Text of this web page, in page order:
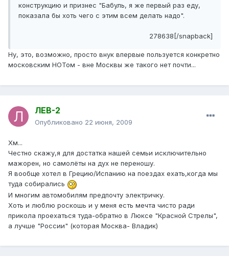
конструкцию и признес "Бабуль, я же первый раз еду,
показала бы хоть чего с этим всем делать надо".
278638[/snapback]
Ну, это, возможно, просто внук впервые пользуется конкретно
московским НОТом - вне Москвы же такого нет почти...
ЛЕВ-2
Опубликовано 22 июня, 2009
Хм...
Честно скажу,я для достатка нашей семьи исключительно
мажорен, но самолёты на дух не переношу.
Я вообще хотел в Грецию/Испанию на поездах ехать,когда мы
туда собирались
И многим автомобилям предпочту электричку.
Хоть и люблю роскошь и у меня есть мечта чисто ради
прикола проехаться туда-обратно в Люксе "Красной Стрелы",
а лучше "России" (которая Москва- Владик)